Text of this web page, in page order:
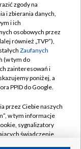
zgody na
i zbierania danych,
i ich
osobowych przez
również „TVP”),
Zaufanych
(w tym do
zainteresowań i
poniżej, a
PPID do Google.
przez Ciebie naszych
w tym informacje
sygnalizatory
świadczenie